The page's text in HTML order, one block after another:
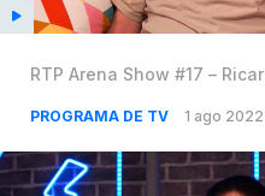
RTP Arena Show #17 –
PROGRAMA DE TV 1 ago 2022